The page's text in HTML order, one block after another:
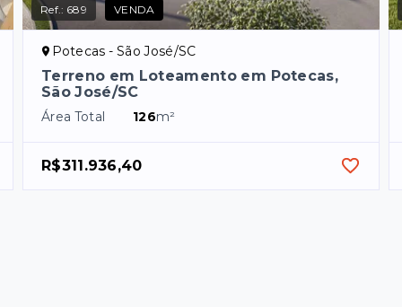
Ref.: 689 VENDA
Potecas - São José/SC
Terreno em Loteamento em Potecas,
São José/SC
Área Total 126m²
R$311.936,40